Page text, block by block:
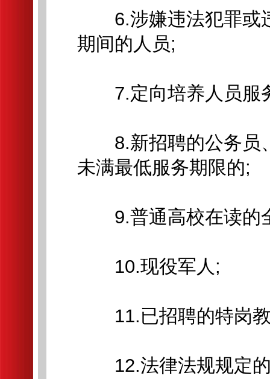
6.涉嫌违法犯罪或
期间的人员;
7.定向培养人员服
8.新招聘的公务员
未满最低服务期限的;
9.普通高校在读的
10.现役军人;
11.已招聘的特岗
12.法律法规规定的